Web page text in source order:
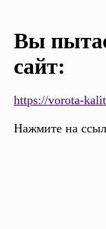
Вы
сайт:
https://vorota-
Нажмите на